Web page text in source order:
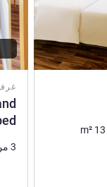
m² 13
3 من الأشخاص كحد أقصى